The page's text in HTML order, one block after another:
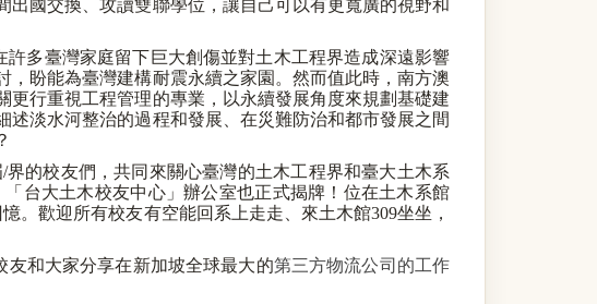
出國交換、攻讀雙聯學位， 讓自己可以有更寬廣的視野和
多臺灣家庭留下巨大創傷並對土木工程界造成深遠影響
，盼能為臺灣建構耐震永續之家園。 然而值此時，南方澳
行重視工程管理的專業，以永續發展角度來規劃基礎建
述淡水河整治的過程和發展、在災難防治和都市發展之間
/界的校友們，共同來關心臺灣的土木工程界和臺大土木系
台大土木校友中心」辦公室也正式揭牌！位在土木系館
。歡迎所有校友有空能回系上走走、來土木館309坐坐，
友和大家分享在新加坡全球最大的第三方物流公司 的工作